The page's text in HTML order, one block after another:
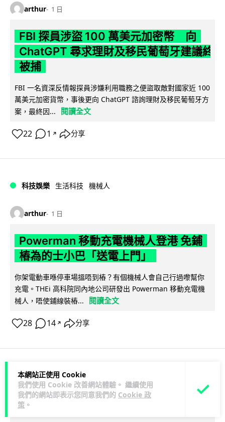
本網站正使用 Cookie
我們使用 Cookie 改善網站體驗。 繼續使用
我們的網站即表示您同意我們的 Cookie 政
策 。
arthur 1 日
FBI 探員涉盜 100 萬美元加密幣 向
ChatGPT 尋求理財及移民葡萄牙建議終
被捕
FBI 一名資深反情報探員涉嫌利用職務之便盜取敵對國家近 100
萬美元加密貨幣，事後更向 ChatGPT 諮詢理財及移民葡萄牙方
案，最終因...
閱讀全文
22 1 ↗ 分享
科技娛樂 生活科技 機械人
arthur 1 日
Powerman 移動充電機械人登港 免鋪
樁為的士小巴「送電上門」
你架電動車喺停車場搵唔到樁？有個機械人會自己行過嚟幫你
充電。THEi 高科院同內地公司研發出 Powerman 移動充電機
械人，唔使鋪線裝樁...
閱讀全文
28 14 ↗ 分享
商業科技 資訊保安
Lawton